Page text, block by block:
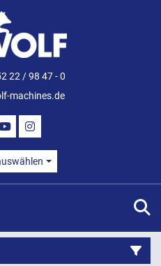
22 / 98 47 - 0
machines.de
YOUTUBEINSTAGRAM